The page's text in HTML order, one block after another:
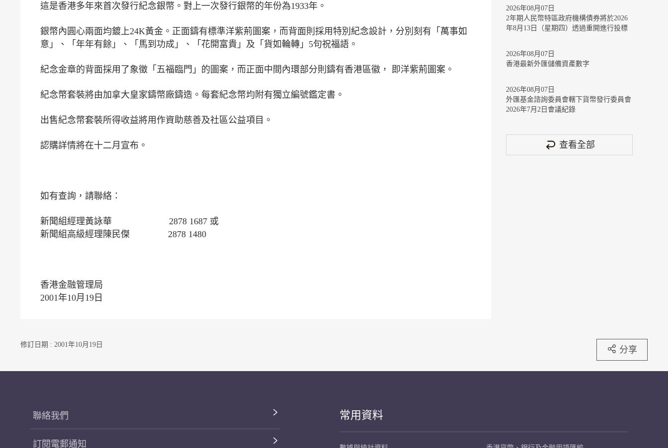
這是香港多年來首次發行紀念銀幣。對上一次發行銀幣的年份為1933年。
銀幣內圓心兩面均鍍上24K黃金。正面鑄有標準洋紫荊圖案，而背面則採用特別紀念設計，分別刻有「萬事如
意」、「年年有餘」、「馬到功成」、「花開富貴」及「貨如輪轉」5句祝福語。
紀念金章的背面採用了象徵「五福臨門」的圖案，而正面中間內環部分則鑄有香港區徽， 即洋紫荊圖案。
紀念幣套裝將由加拿大皇家鑄幣廠鑄造。每套紀念幣均附有獨立編號鑑定書。
出售紀念幣套裝所得收益將用作資助慈善及社區公益項目。
認購詳情將在十二月宣布。
如有查詢，請聯絡：
新聞組經理黃詠華 2878 1687 或
新聞組高級經理陳民傑 2878 1480
香港金融管理局
2001年10月19日
2026年08月07日
2年期人民幣特區政府機構債券將於2026
年8月13日（星期四）透過重開進行投標
2026年08月07日
香港最新外匯儲備資產數字
2026年08月07日
外匯基金諮詢委員會轄下貨幣發行委員會
2026年7月2日會議紀錄
查看全部
修訂日期 : 2001年10月19日 分享
聯絡我們
訂閱電郵通知
常用資料